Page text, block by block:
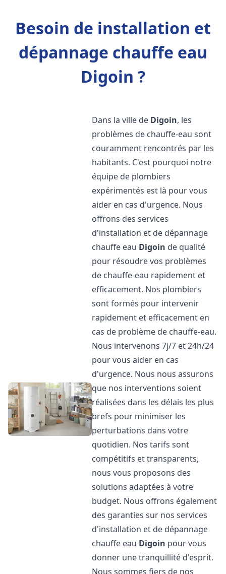
Besoin de installation et
dépannage chauffe eau
Digoin ?
Dans la ville de Digoin, les
problèmes de chauffe-eau sont
couramment rencontrés par les
habitants. C'est pourquoi notre
équipe de plombiers
expérimentés est là pour vous
aider en cas d'urgence. Nous
offrons des services
d'installation et de dépannage
chauffe eau Digoin de qualité
pour résoudre vos problèmes
de chauffe-eau rapidement et
efficacement. Nos plombiers
sont formés pour intervenir
rapidement et efficacement en
cas de problème de chauffe-eau.
Nous intervenons 7j/7 et 24h/24
pour vous aider en cas
d'urgence. Nous nous assurons
que nos interventions soient
réalisées dans les délais les plus
brefs pour minimiser les
perturbations dans votre
quotidien. Nos tarifs sont
compétitifs et transparents,
nous vous proposons des
solutions adaptées à votre
budget. Nous offrons également
des garanties sur nos services
d'installation et de dépannage
chauffe eau Digoin pour vous
donner une tranquillité d'esprit.
Nous sommes fiers de nos